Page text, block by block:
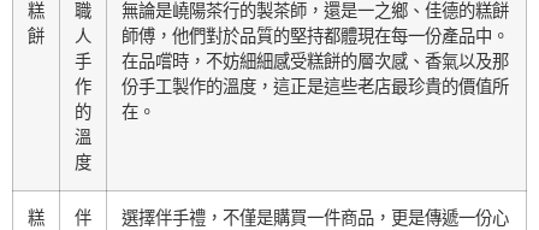
糕
餅
職
人
手
作
的
溫
度
無論是嶢陽茶行的製茶師，還是一之鄉、佳德的糕餅
師傅，他們對於品質的堅持都體現在每一份產品中。
在品嚐時，不妨細細感受糕餅的層次感、香氣以及那
份手工製作的溫度，這正是這些老店最珍貴的價值所
在。
糕
伴
選擇伴手禮，不僅是購買一件商品，更是傳遞一份心